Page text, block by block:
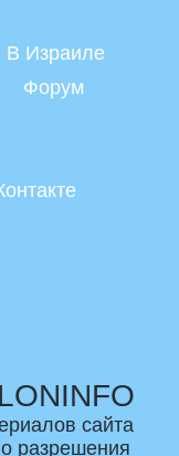
В Израиле
Форум
сайта
разрешения